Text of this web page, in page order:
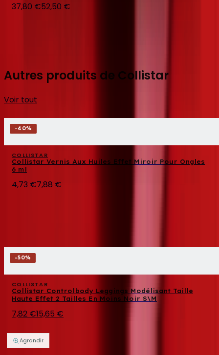
Agrandir
37,80 €52,50 €
Autres produits de Collistar
Voir tout
-40%
COLLISTAR
Collistar Vernis Aux Huiles Effet Miroir Pour Ongles
6 ml
4,73 €7,88 €
-50%
COLLISTAR
Collistar Controlbody Leggings Modélisant Taille
Haute Effet 2 Tailles En Moins Noir S\M
7,82 €15,65 €